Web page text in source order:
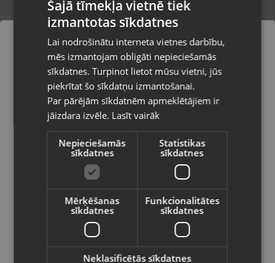
Sony PlayStation 3 Ghost Recon
Liepāja, Lielā iela 4
Stāvoklis Lietots (Garantija 6 mēneši)
6.00€
PlayStation VR Space Junkies
Pasūtījumi tiks piegādāti uz
izvēlēto valsti
Vietnes saturs būs attēlots izvēlētajā
valodā
Valsts
Latviešu / Latvian
RUSSIAN
Šajā tīmekļa vietnē tiek
izmantotas sīkdatnes
Lai nodrošinātu interneta vietnes darbību,
mēs izmantojam obligāti nepieciešamās
sīkdatnes. Turpinot lietot mūsu vietni, jūs
piekrītat šo sīkdatņu izmantošanai.
Par pārējām sīkdatnēm apmeklētājiem ir
jāizdara izvēle. Lasīt vairāk
Nepieciešamās
sīkdatnes
Statistikas
sīkdatnes
Mērķēšanas
sīkdatnes
Funkcionalitātes
sīkdatnes
Neklasificētās sīkdatnes